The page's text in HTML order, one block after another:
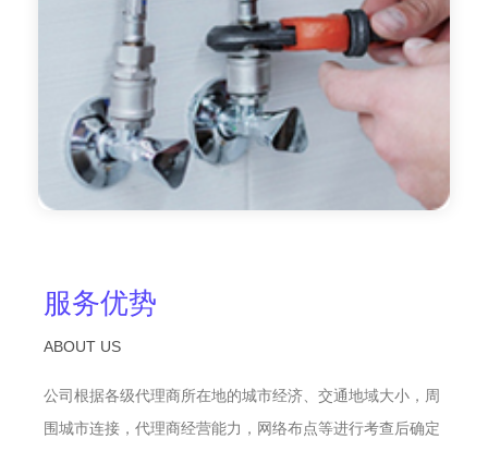
服务优势
ABOUT US
公司根据各级代理商所在地的城市经济、交通地域大小，周
围城市连接，代理商经营能力，网络布点等进行考查后确定